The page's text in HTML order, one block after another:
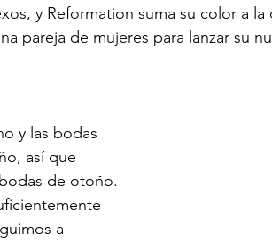
y Reformation suma su color a
pareja de mujeres para lanzar su
y las bodas
así que
de otoño.
a